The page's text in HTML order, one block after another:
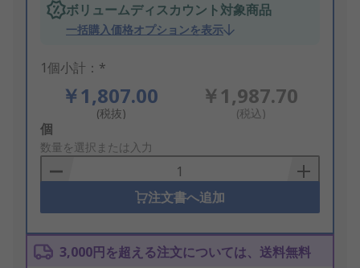
ボリュームディスカウント対象商品
一括購入価格オプションを表示
1個小計：*
￥1,807.00
(税抜)
￥1,987.70
(税込)
Add
to
Basket
個
数量を選択または入力
注文書へ追加
3,000円を超える注文については、送料無料